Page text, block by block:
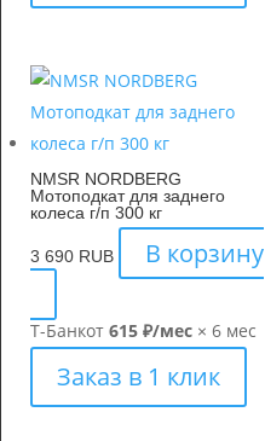
NMSR NORDBERG
Мотоподкат для заднего
колеса г/п 300 кг
3 690 RUB В корзину
Т-Банкот 615 ₽/мес × 6 мес
Заказ в 1 клик